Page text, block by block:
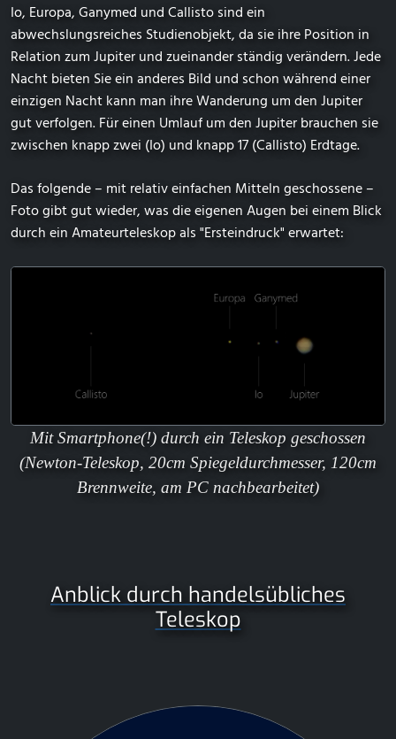
Io, Europa, Ganymed und Callisto sind ein
abwechslungsreiches Studienobjekt, da sie ihre Position in
Relation zum Jupiter und zueinander ständig verändern. Jede
Nacht bieten Sie ein anderes Bild und schon während einer
einzigen Nacht kann man ihre Wanderung um den Jupiter
gut verfolgen. Für einen Umlauf um den Jupiter brauchen sie
zwischen knapp zwei (Io) und knapp 17 (Callisto) Erdtage.
Das folgende – mit relativ einfachen Mitteln geschossene –
Foto gibt gut wieder, was die eigenen Augen bei einem Blick
durch ein Amateurteleskop als "Ersteindruck" erwartet:
Mit Smartphone(!) durch ein Teleskop geschossen
(Newton-Teleskop, 20cm Spiegeldurchmesser, 120cm
Brennweite, am PC nachbearbeitet)
Anblick durch handelsübliches
Teleskop